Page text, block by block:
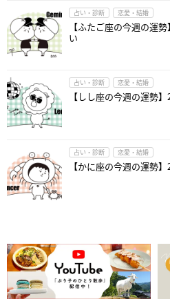
占い・診断 恋愛・結婚
【ふたご座の今週の運
い
占い・診断 恋愛・結婚
【しし座の今週の運勢
占い・診断 恋愛・結婚
【かに座の今週の運勢